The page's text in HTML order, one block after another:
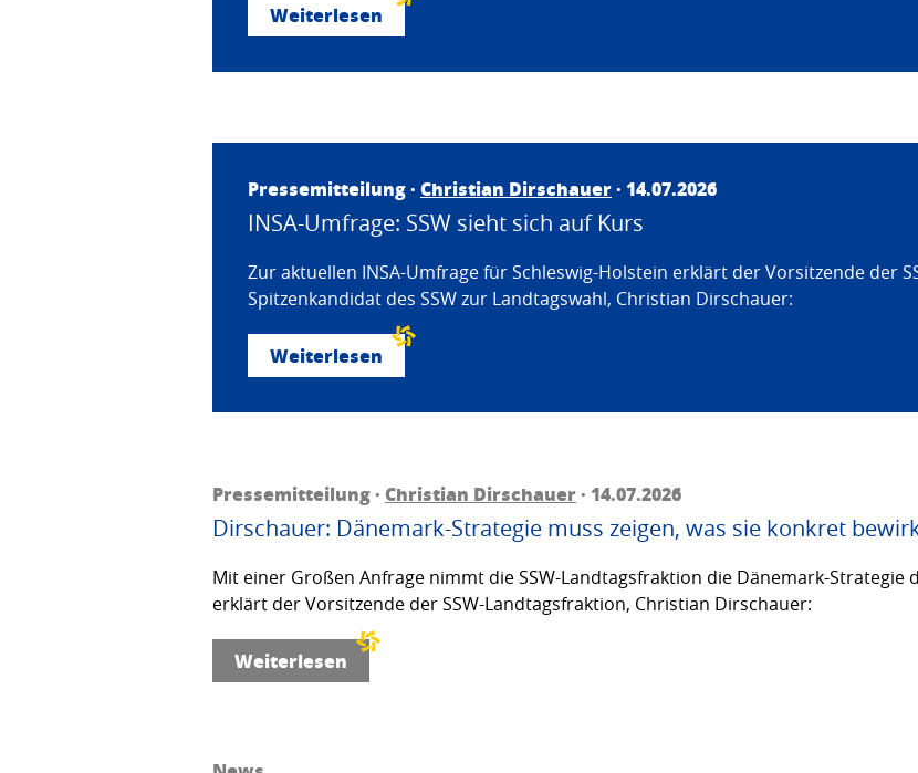
Weiterlesen
Pressemitteilung · Christian Dirschauer· 14.07.2026
INSA-Umfrage: SSW sieht sich auf Kurs
Zur aktuellen INSA-Umfrage für Schleswig-Holstein erklärt der Vorsitzende der
Spitzenkandidat des SSW zur Landtagswahl, Christian Dirschauer:
Weiterlesen
Pressemitteilung · Christian Dirschauer· 14.07.2026
Dirschauer: Dänemark-Strategie muss zeigen, was sie konkret
Mit einer Großen Anfrage nimmt die SSW-Landtagsfraktion die Dänemark-Strategie
erklärt der Vorsitzende der SSW-Landtagsfraktion, Christian Dirschauer:
Weiterlesen